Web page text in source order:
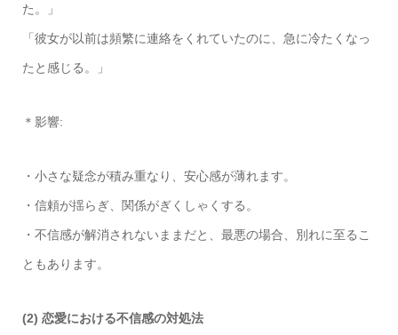
た。」
「彼女が以前は頻繁に連絡をくれていたのに、急に冷たくなっ
たと感じる。」
＊影響:
・小さな疑念が積み重なり、安心感が薄れます。
・信頼が揺らぎ、関係がぎくしゃくする。
・不信感が解消されないままだと、最悪の場合、別れに至るこ
ともあります。
(2) 恋愛における不信感の対処法